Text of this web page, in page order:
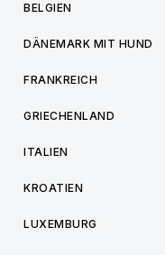
BELGIEN
DÄNEMARK MIT HUND
FRANKREICH
GRIECHENLAND
ITALIEN
KROATIEN
LUXEMBURG